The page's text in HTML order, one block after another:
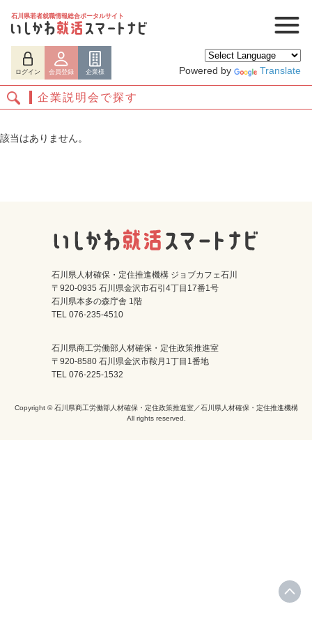
石川県若者就職情報総合ポータルサイト
ログイン 会員登録 企業様 Powered by Translate
ログイン 会員登録
企業説明会で探す
該当はありません。
石川県人材確保・定住推進機構 ジョブカフェ石川
〒920-0935 石川県金沢市石引4丁目17番1号
石川県本多の森庁舎 1階
TEL 076-235-4510
石川県商工労働部人材確保・定住政策推進室
〒920-8580 石川県金沢市鞍月1丁目1番地
TEL 076-225-1532
Copyright © 石川県商工労働部人材確保・定住政策推進室／石川県人材確保・定住推進機構
All rights reserved.